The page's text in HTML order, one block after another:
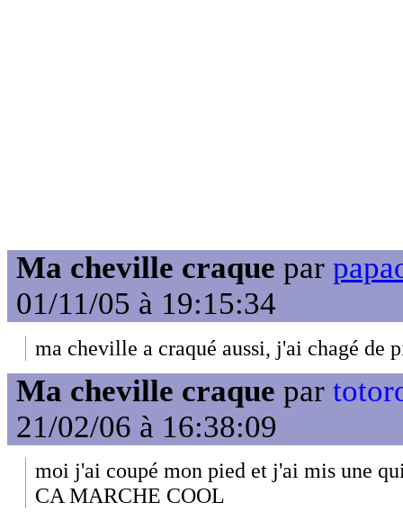
Ma cheville craque par
01/11/05 à 19:15:34
ma cheville a craqué aussi, j'ai chagé de
Ma cheville craque par
21/02/06 à 16:38:09
moi j'ai coupé mon pied et j'ai mis une
CA MARCHE COOL